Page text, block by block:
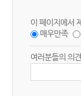
이 페이지에서
매우만족
여러분들의 의